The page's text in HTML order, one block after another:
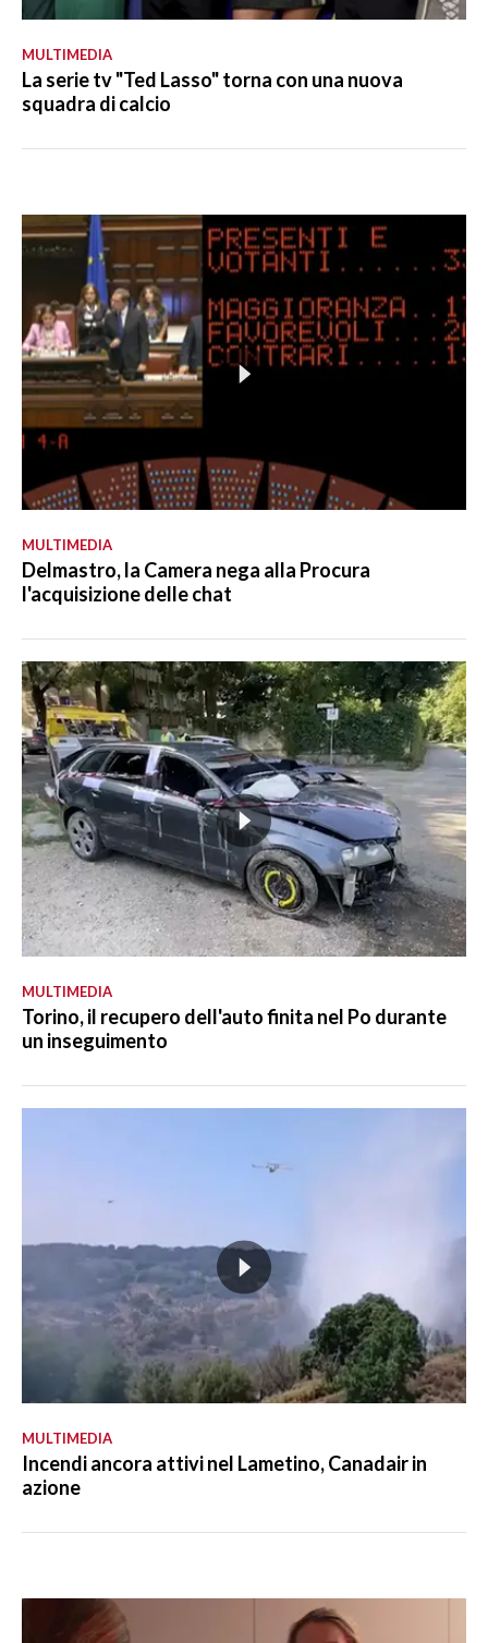
MULTIMEDIA
La serie tv "Ted Lasso" torna con una nuova
squadra di calcio
MULTIMEDIA
Delmastro, la Camera nega alla Procura
l'acquisizione delle chat
MULTIMEDIA
Torino, il recupero dell'auto finita nel Po durante
un inseguimento
MULTIMEDIA
Incendi ancora attivi nel Lametino, Canadair in
azione